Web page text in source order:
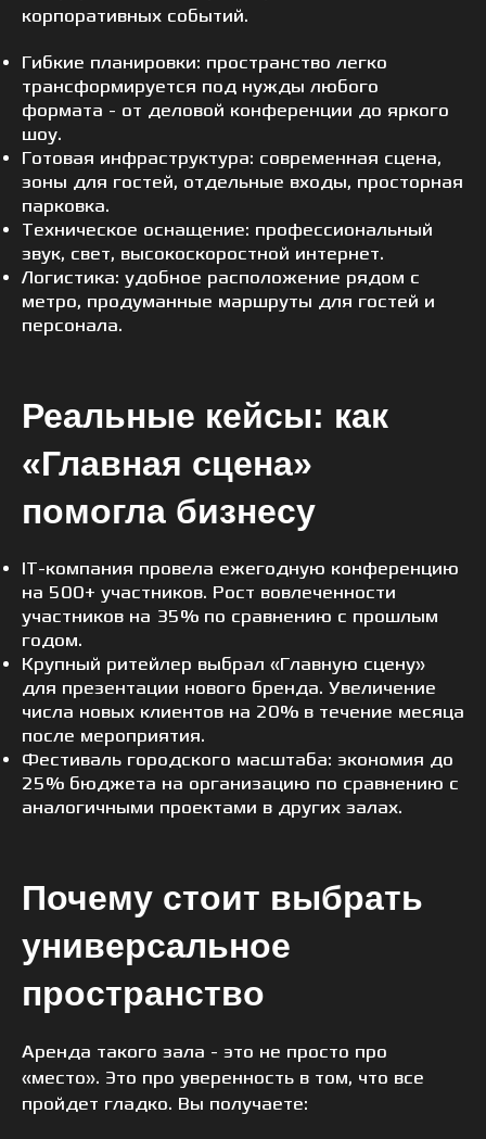
корпоративных событий.
Гибкие планировки: пространство легко
трансформируется под нужды любого
формата - от деловой конференции до яркого
шоу.
Готовая инфраструктура: современная сцена,
зоны для гостей, отдельные входы, просторная
парковка.
Техническое оснащение: профессиональный
звук, свет, высокоскоростной интернет.
Логистика: удобное расположение рядом с
метро, продуманные маршруты для гостей и
персонала.
Реальные кейсы: как
«Главная сцена»
помогла бизнесу
IT-компания провела ежегодную конференцию
на 500+ участников. Рост вовлеченности
участников на 35% по сравнению с прошлым
годом.
Крупный ритейлер выбрал «Главную сцену»
для презентации нового бренда. Увеличение
числа новых клиентов на 20% в течение месяца
после мероприятия.
Фестиваль городского масштаба: экономия до
25% бюджета на организацию по сравнению с
аналогичными проектами в других залах.
Почему стоит выбрать
универсальное
пространство
Аренда такого зала - это не просто про
«место». Это про уверенность в том, что все
пройдет гладко. Вы получаете: